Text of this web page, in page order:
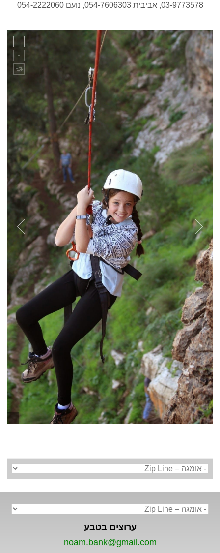
03-9773578, אביבית 054-7606303, נועם 054-2222060
ערוצים בטבע
noam.bank@gmail.com